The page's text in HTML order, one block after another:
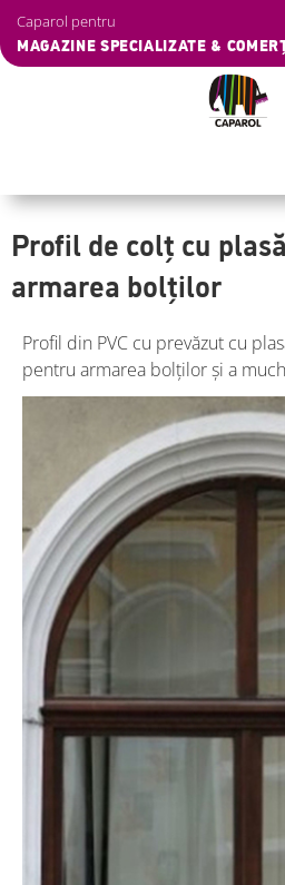
Skip
main
Caparol pentru
MAGAZINE SPECIALIZATE &
Navigation
überspringen
Profil de colț cu
armarea bolților
Profil din PVC cu prevăzut cu
pentru armarea bolților și a